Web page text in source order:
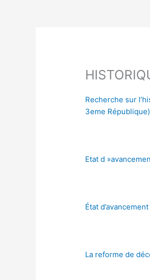
Recherche sur
3eme République)
Etat d
État
La reforme de